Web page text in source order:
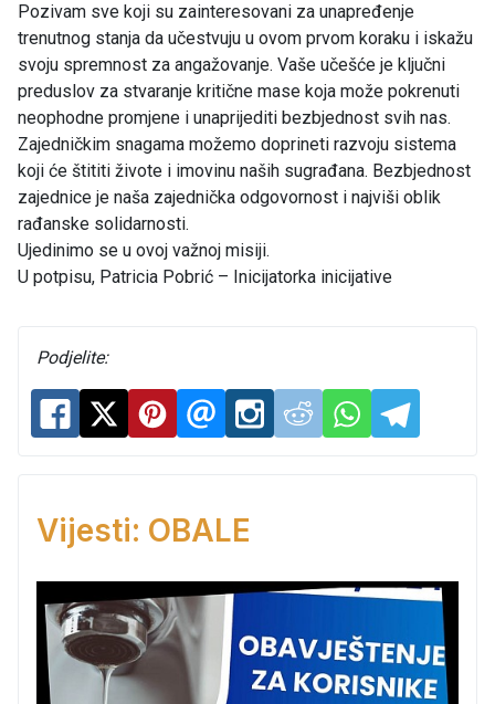
Pozivam sve koji su zainteresovani za unapređenje
trenutnog stanja da učestvuju u ovom prvom koraku i iskažu
svoju spremnost za angažovanje. Vaše učešće je ključni
preduslov za stvaranje kritične mase koja može pokrenuti
neophodne promjene i unaprijediti bezbjednost svih nas.
Zajedničkim snagama možemo doprineti razvoju sistema
koji će štititi živote i imovinu naših sugrađana. Bezbjednost
zajednice je naša zajednička odgovornost i najviši oblik
rađanske solidarnosti.
Ujedinimo se u ovoj važnoj misiji.
U potpisu, Patricia Pobrić – Inicijatorka inicijative
Podjelite:
Vijesti: OBALE